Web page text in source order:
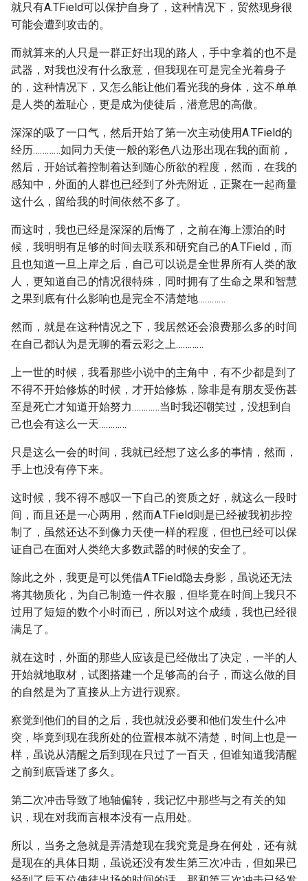
就只有A.TField可以保护自身了，这种情况下，贸然现身很
可能会遭到攻击的。
而就算来的人只是一群正好出现的路人，手中拿着的也不是
武器，对我也没有什么敌意，但我现在可是完全光着身子
的，这种情况下，又怎么能让他们看光我的身体，这不单单
是人类的羞耻心，更是成为使徒后，潜意思的高傲。
深深的吸了一口气，然后开始了第一次主动使用A.TField的
经历…………如同力天使一般的彩色八边形出现在我的面前，
然后，开始试着控制着达到随心所欲的程度，然而，在我的
感知中，外面的人群也已经到了外壳附近，正聚在一起商量
这什么，留给我的时间依然不多了。
而这时，我也已经是深深的后悔了，之前在海上漂泊的时
候，我明明有足够的时间去联系和研究自己的A.TField，而
且也知道一旦上岸之后，自己可以说是全世界所有人类的敌
人，更知道自己的情况很特殊，同时拥有了生命之果和智慧
之果到底有什么影响也是完全不清楚地…………
然而，就是在这种情况之下，我居然还会浪费那么多的时间
在自己都认为是无聊的看云彩之上…………
上一世的时候，我看那些小说中的主角中，有不少都是到了
不得不开始修炼的时候，才开始修炼，除非是有朋友受伤甚
至是死亡才知道开始努力…………当时我还嘲笑过，没想到自
己也会有这么一天…………
只是这么一会的时间，我就已经想了这么多的事情，然而，
手上也没有停下来。
这时候，我不得不感叹一下自己的资质之好，就这么一段时
间，而且还是一心两用，然而A.TField则是已经被我初步控
制了，虽然还达不到像力天使一样的程度，但也已经可以保
证自己在面对人类绝大多数武器的时候的安全了。
除此之外，我更是可以凭借A.TField隐去身影，虽说还无法
将其物质化，为自己制造一件衣服，但毕竟在时间上我只不
过用了短短的数个小时而已，所以对这个成绩，我也已经很
满足了。
就在这时，外面的那些人应该是已经做出了决定，一半的人
开始就地取材，试图搭建一个足够高的台子，而这么做的目
的自然是为了直接从上方进行观察。
察觉到他们的目的之后，我也就没必要和他们发生什么冲
突，毕竟到现在我所处的位置根本就不清楚，时间上也是一
样，虽说从清醒之后到现在只过了一百天，但谁知道我清醒
之前到底昏迷了多久。
第二次冲击导致了地轴偏转，我记忆中那些与之有关的知
识，现在对我而言根本没有一点用处。
所以，当务之急就是弄清楚现在我究竟是身在何处，还有就
是现在的具体日期，虽说还没有发生第三次冲击，但如果已